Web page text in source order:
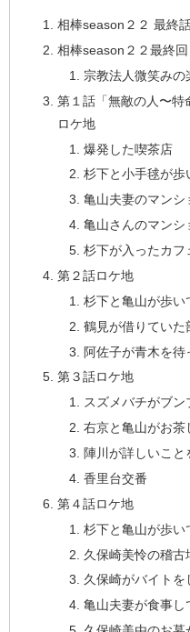
相棒season２２ 最終
相棒season２２最終
宗教法人微笑みの
第１話「無敵の人〜
ロケ地
爆発した喫茶店
杉下と小手毬が歩
亀山夫妻のマンシ
亀山さんのマンシ
杉下が入ったカフ
第２話ロケ地
杉下と亀山が歩い
鶴見が借りていた
阿佐子が青木を待
第３話ロケ地
スズメバチがブ
右京と亀山がお茶
陣川が詳しいこ
香里台交番
第４話ロケ地
杉下と亀山が歩い
久保崎美怜の稽古
久保崎がバイトを
亀山夫妻が食事し